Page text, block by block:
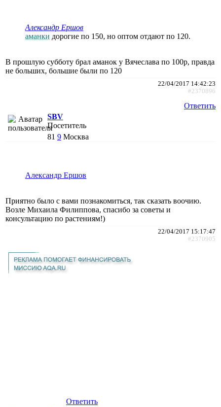
Александр Ершов
аманки дорогие по 150, но оптом отдают по 120.
В прошлую субботу брал аманок у Вячеслава по 100р, правда
не больших, большие были по 120
22/04/2017 14:42:23
#2370896
Ответить
SBV
Посетитель
81 9 Москва
Александр Ершов
Приятно было с вами познакомиться, так сказать воочию.
Возле Михаила Филиппова, спасибо за советы и
консультацию по растениям!)
22/04/2017 15:17:47
#2370905
Ответить